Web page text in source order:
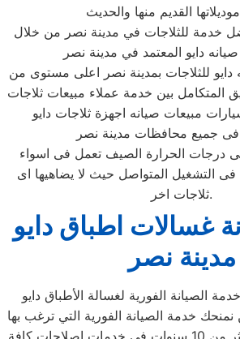
خدمة للثلاجات في مدينة نصر من خلال
دايو للثلاجات بمدينة نصر اعلى مستوى من
المتكامل بين خدمة عملاء مبيعات ثلاجات
مبيعات صيانه اجهزة ثلاجات دايو
درجات الحرارة الصيف تعمل فى اسواء
التشغيل المتواصل حيث لا يضاهيها اى
ثلاجات اخر.
غسالات اطباق دايو
مدينة نصر
الصيانة الفورية لغسالة الأطباق دايو
كما إننا نمتلك خبرة أكثر من 10 سنوات في خدمات إصلاحات كافة